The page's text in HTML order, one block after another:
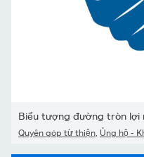
Biểu tượng đường tròn lợi
Quyên góp từ thiện Ủng hộ -